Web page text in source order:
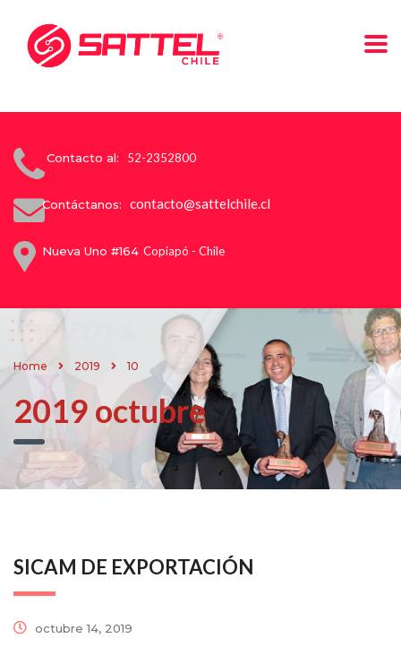
Contacto al: 52-2352800
Contáctanos: contacto@sattelchile.cl
Nueva Uno #164 Copiapó - Chile
Home 2019 10
2019 octubre
SICAM DE EXPORTACIÓN
octubre 14, 2019